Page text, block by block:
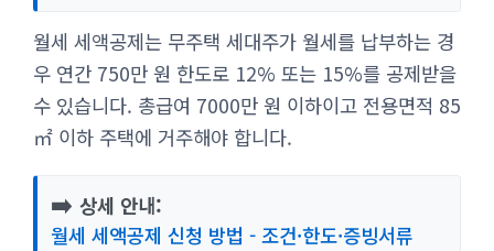
월세 세액공제는 무주택 세대주가 월세를 납부하는 경
우 연간 750만 원 한도로 12% 또는 15%를 공제받을
수 있습니다. 총급여 7000만 원 이하이고 전용면적 85
㎡ 이하 주택에 거주해야 합니다.
➡️ 상세 안내:
월세 세액공제 신청 방법 - 조건·한도·증빙서류